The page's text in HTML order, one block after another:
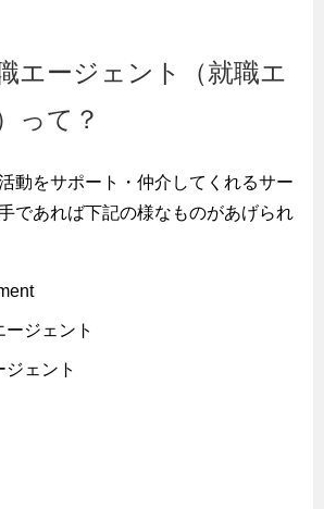
エージェント（就職エ
って？
動をサポート・仲介してくれるサー
であれば下記の様なものがあげられ
ージェント
ジェント